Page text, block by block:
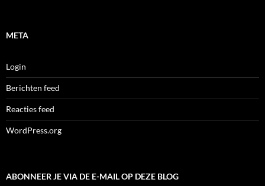
META
Login
Berichten feed
Reacties feed
WordPress.org
ABONNEER JE VIA DE E-MAIL OP DEZE BLOG